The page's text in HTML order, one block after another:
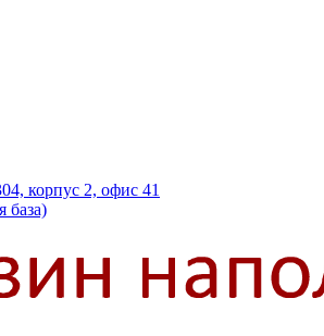
корпус 2, офис 41
база)